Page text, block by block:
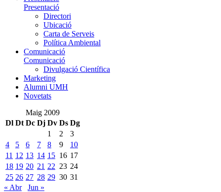
Presentació
Directori
Ubicació
Carta de Serveis
Política Ambiental
Comunicació
Comunicació
Divulgació Científica
Marketing
Alumni UMH
Novetats
Maig 2009
Dl Dt Dc Dj Dv Ds Dg
1
2
3
4
5 6 7 8 9
10
11 12 13 14 15 16 17
18 19 20 21 22 23 24
25 26 27 28 29 30 31
« Abr
Jun »